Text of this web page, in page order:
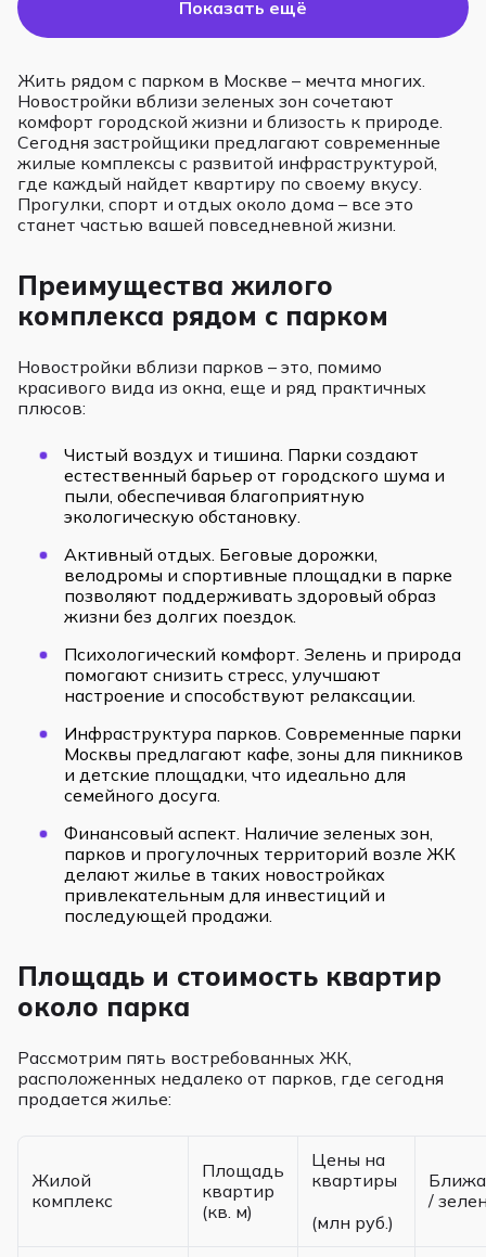
Показать ещё
Жить рядом с парком в Москве – мечта многих.
Новостройки вблизи зеленых зон сочетают
комфорт городской жизни и близость к природе.
Сегодня застройщики предлагают современные
жилые комплексы с развитой инфраструктурой,
где каждый найдет квартиру по своему вкусу.
Прогулки, спорт и отдых около дома – все это
станет частью вашей повседневной жизни.
Преимущества жилого
комплекса рядом с парком
Новостройки вблизи парков – это, помимо
красивого вида из окна, еще и ряд практичных
плюсов:
Чистый воздух и тишина. Парки создают
естественный барьер от городского шума и
пыли, обеспечивая благоприятную
экологическую обстановку.
Активный отдых. Беговые дорожки,
велодромы и спортивные площадки в парке
позволяют поддерживать здоровый образ
жизни без долгих поездок.
Психологический комфорт. Зелень и природа
помогают снизить стресс, улучшают
настроение и способствуют релаксации.
Инфраструктура парков. Современные парки
Москвы предлагают кафе, зоны для пикников
и детские площадки, что идеально для
семейного досуга.
Финансовый аспект. Наличие зеленых зон,
парков и прогулочных территорий возле ЖК
делают жилье в таких новостройках
привлекательным для инвестиций и
последующей продажи.
Площадь и стоимость квартир
около парка
Рассмотрим пять востребованных ЖК,
расположенных недалеко от парков, где сегодня
продается жилье:
Жилой
комплекс
Площадь
квартир
(кв. м)
Цены на
квартиры
(млн руб.)
/